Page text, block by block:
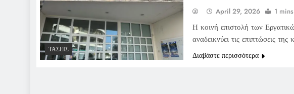
ΤΆΣΕΙΣ
April 29, 2026 1 mins
Η κοινή επιστολή των
αναδεικνύει τις επιπτώσεις
Διαβάστε περισσότερα